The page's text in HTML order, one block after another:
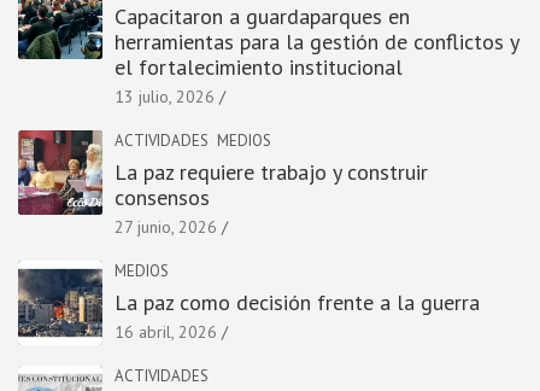
Capacitaron a guardaparques en
herramientas para la gestión de conflictos y
el fortalecimiento institucional
13 julio, 2026
ACTIVIDADES MEDIOS
La paz requiere trabajo y construir
consensos
27 junio, 2026
MEDIOS
La paz como decisión frente a la guerra
16 abril, 2026
ACTIVIDADES